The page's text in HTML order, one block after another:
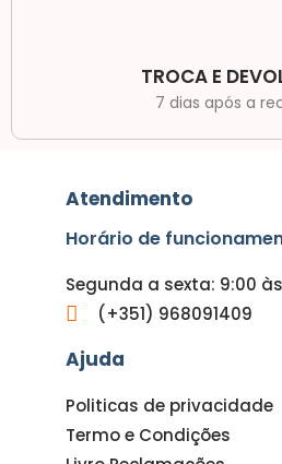
TROCA E
7 dias após a
Atendimento
Horário de
Segunda a sexta: 9:00
(+351) 968091409
Ajuda
Politicas de privacidade
Termo e Condições